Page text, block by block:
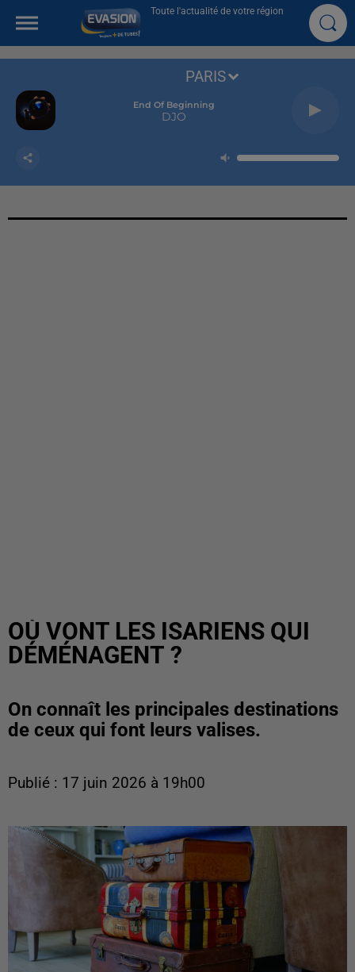
Toute l'actualité de votre région
End Of Beginning
DJO
PARIS
OÙ VONT LES ISARIENS QUI
DÉMÉNAGENT ?
On connaît les principales destinations
de ceux qui font leurs valises.
Publié : 17 juin 2026 à 19h00